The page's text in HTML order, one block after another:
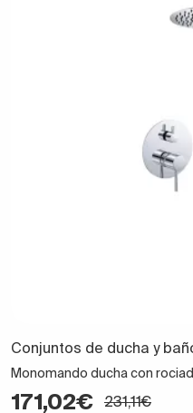
Conjuntos de ducha y
Monomando ducha con
171,02€ 231,11€